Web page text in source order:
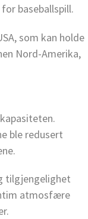
baseballspill.
som kan holde
Nord-Amerika,
ble redusert
tilgjengelighet
atmosfære